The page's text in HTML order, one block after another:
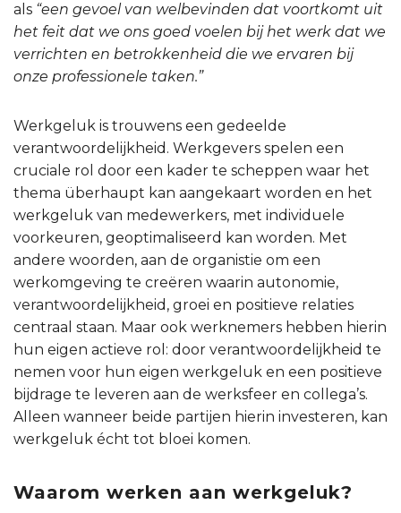
als “een gevoel van welbevinden dat voortkomt uit
het feit dat we ons goed voelen bij het werk dat we
verrichten en betrokkenheid die we ervaren bij
onze professionele taken.”
Werkgeluk is trouwens een gedeelde
verantwoordelijkheid. Werkgevers spelen een
cruciale rol door een kader te scheppen waar het
thema überhaupt kan aangekaart worden en het
werkgeluk van medewerkers, met individuele
voorkeuren, geoptimaliseerd kan worden. Met
andere woorden, aan de organistie om een
werkomgeving te creëren waarin autonomie,
verantwoordelijkheid, groei en positieve relaties
centraal staan. Maar ook werknemers hebben hierin
hun eigen actieve rol: door verantwoordelijkheid te
nemen voor hun eigen werkgeluk en een positieve
bijdrage te leveren aan de werksfeer en collega’s.
Alleen wanneer beide partijen hierin investeren, kan
werkgeluk écht tot bloei komen.
Waarom werken aan werkgeluk?